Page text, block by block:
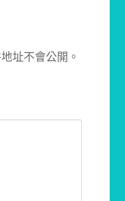
址不會公開。